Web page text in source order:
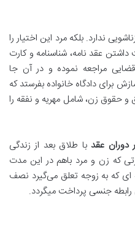
ندارد. بلکه مرد این اختیار را
عقد نامه، شناسنامه و کارت
مراجعه نموده و در آن جا
برای دادگاه خانواده بفرستد که
و حقوق زن، شامل مهریه و نفقه را
دوران عقدبا طلاق بعد از زندگی
که زن و مرد باهم در این مدت
ای که به زوجه تعلق می‌گیرد نصف
رابطه جنسی پرداخت میگردد.